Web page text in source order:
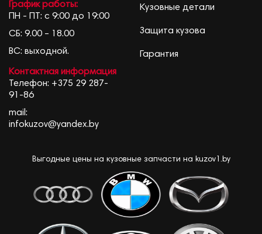
График работы:
ПН - ПТ: с 9:00 до 19:00
СБ: 9.00 – 18.00
ВС: выходной.
Контактная информация
Телефон: +375 29 287-
91-86
mail:
infokuzov@yandex.by
Кузовные детали
Защита кузова
Гарантия
Выгодные цены на кузовные запчасти на kuzov1.by